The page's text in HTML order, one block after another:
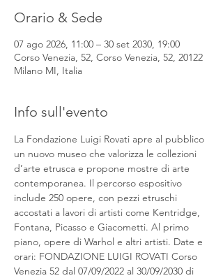
Orario & Sede
07 ago 2026, 11:00 – 30 set 2030, 19:00
Corso Venezia, 52, Corso Venezia, 52, 20122
Milano MI, Italia
Info sull'evento
La Fondazione Luigi Rovati apre al pubblico
un nuovo museo che valorizza le collezioni
d’arte etrusca e propone mostre di arte
contemporanea. Il percorso espositivo
include 250 opere, con pezzi etruschi
accostati a lavori di artisti come Kentridge,
Fontana, Picasso e Giacometti. Al primo
piano, opere di Warhol e altri artisti. Date e
orari: FONDAZIONE LUIGI ROVATI Corso
Venezia 52 dal 07/09/2022 al 30/09/2030 di